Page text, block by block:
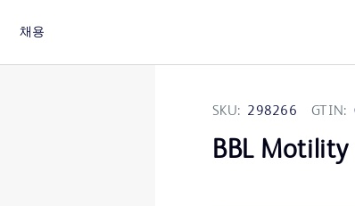
채용
SKU: 298266 GTIN:
BBL